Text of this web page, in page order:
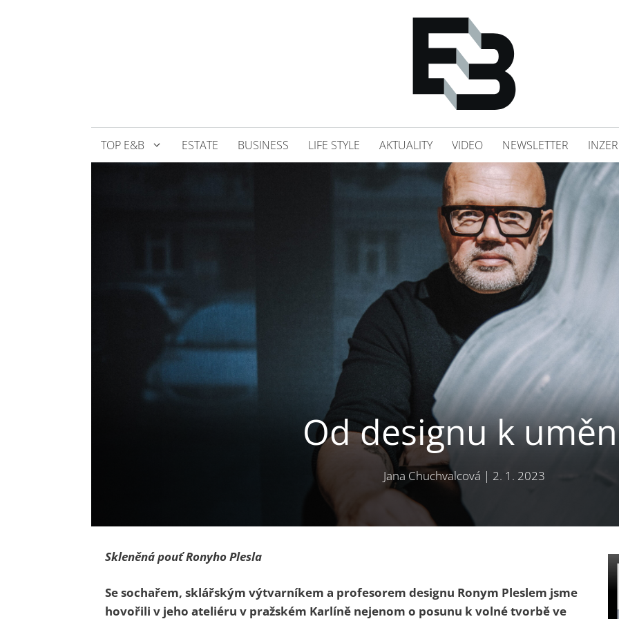
TOP E&B ESTATE BUSINESS LIFE STYLE AKTUALITY VIDEO NEWSLETTER
Od designu k
Jana Chuchvalcová | 2. 1. 2023
Skleněná pouť Ronyho Plesla
Se sochařem, sklářským výtvarníkem a profesorem designu Ronym Pleslem jsme
hovořili v jeho ateliéru v pražském Karlíně nejenom o posunu k volné tvorbě ve